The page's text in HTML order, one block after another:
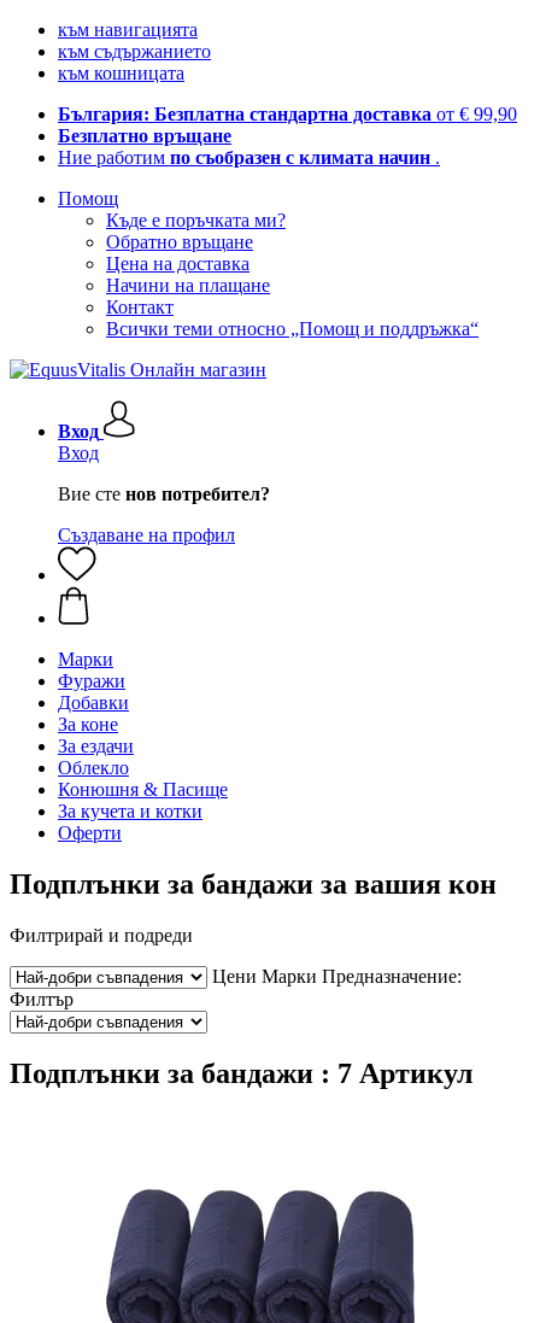
към навигацията
към съдържанието
към кошницата
България: Безплатна стандартна доставка от € 99,90
Безплатно връщане
Ние работим по съобразен с климата начин .
Помощ
Къде е поръчката ми?
Обратно връщане
Цена на доставка
Начини на плащане
Контакт
Всички теми относно „Помощ и поддръжка“
Вход
Вход
Вие сте нов потребител?
Създаване на профил
Марки
Фуражи
Добавки
За коне
За ездачи
Облекло
Конюшня & Пасище
За кучета и котки
Оферти
Подплънки за бандажи за вашия кон
Филтрирай и подреди
Цени Марки Предназначение:
Филтър
Подплънки за бандажи : 7 Артикул